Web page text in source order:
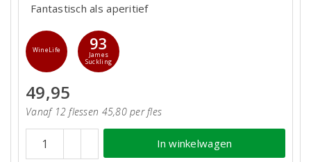
Fantastisch als aperitief
WineLife 93
James
Suckling
49,95
Vanaf 12 flessen 45,80 per fles
In winkelwagen